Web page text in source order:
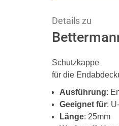
Details zu
Schutzkappe
für die
Ausführung:
Geeignet für:
Länge: 25mm